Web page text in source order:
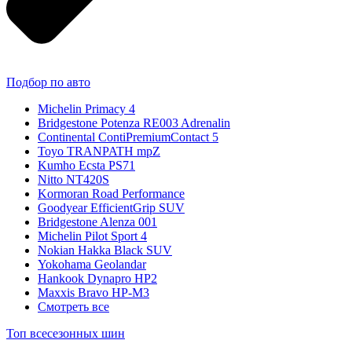
Подбор по авто
Michelin Primacy 4
Bridgestone Potenza RE003 Adrenalin
Continental ContiPremiumContact 5
Toyo TRANPATH mpZ
Kumho Ecsta PS71
Nitto NT420S
Kormoran Road Performance
Goodyear EfficientGrip SUV
Bridgestone Alenza 001
Michelin Pilot Sport 4
Nokian Hakka Black SUV
Yokohama Geolandar
Hankook Dynapro HP2
Maxxis Bravo HP-M3
Смотреть все
Топ всесезонных шин